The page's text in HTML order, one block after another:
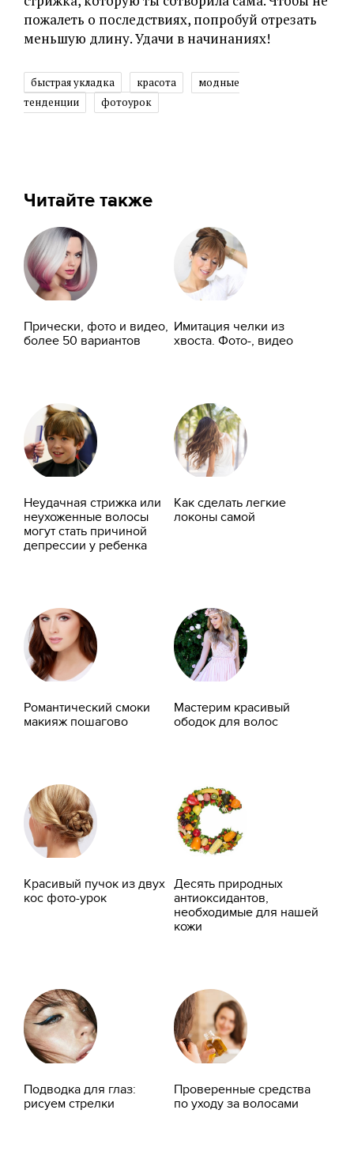
пожалеть о последствиях, попробуй отрезать
меньшую длину. Удачи в начинаниях!
быстрая укладка красота
модные
тенденции
фотоурок
Читайте также
Прически, фото и видео,
более 50 вариантов
Имитация челки из
хвоста. Фото-, видео
Неудачная стрижка или
неухоженные волосы
могут стать причиной
депрессии у ребенка
Как сделать легкие
локоны самой
Романтический смоки
макияж пошагово
Мастерим красивый
ободок для волос
Красивый пучок из двух
кос фото-урок
Десять природных
антиоксидантов,
необходимые для нашей
кожи
Подводка для глаз:
рисуем стрелки
Проверенные средства
по уходу за волосами